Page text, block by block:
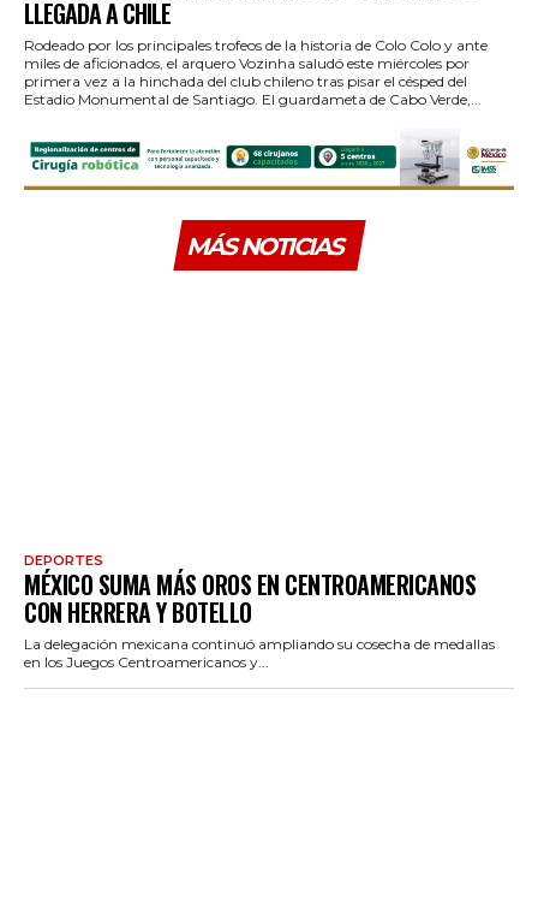
LLEGADA A CHILE
Rodeado por los principales trofeos de la historia de Colo Colo y ante
miles de aficionados, el arquero Vozinha saludó este miércoles por
primera vez a la hinchada del club chileno tras pisar el césped del
Estadio Monumental de Santiago. El guardameta de Cabo Verde,...
MÁS NOTICIAS
DEPORTES
MÉXICO SUMA MÁS OROS EN CENTROAMERICANOS
CON HERRERA Y BOTELLO
La delegación mexicana continuó ampliando su cosecha de medallas
en los Juegos Centroamericanos y...